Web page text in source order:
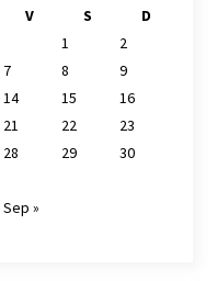
V S
D
1
2
7 8
9
14 15
16
21 22
23
28 29
30
Sep »